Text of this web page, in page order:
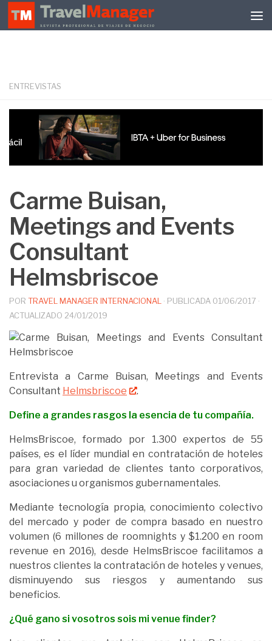
Debajo del contenido
ENTREVISTAS
Carme Buisan,
Meetings and Events
Consultant
Helmsbriscoe
POR TRAVEL MANAGER INTERNACIONAL · PUBLICADA 01/06/2017 ·
ACTUALIZADO 24/01/2019
Entrevista a Carme Buisan, Meetings and Events
Consultant Helmsbriscoe .
Define a grandes rasgos la esencia de tu compañía.
HelmsBriscoe, formado por 1.300 expertos de 55
países, es el líder mundial en contratación de hoteles
para gran variedad de clientes tanto corporativos,
asociaciones u organismos gubernamentales.
Mediante tecnología propia, conocimiento colectivo
del mercado y poder de compra basado en nuestro
volumen (6 millones de roomnights y $1.200 en room
revenue en 2016), desde HelmsBriscoe facilitamos a
nuestros clientes la contratación de hoteles y venues,
disminuyendo sus riesgos y aumentando sus
beneficios.
¿Qué gano si vosotros sois mivenue finder?